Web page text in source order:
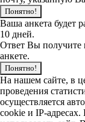
Понятно!
Ваша анкета будет
10 дней.
Ответ Вы получите
анкете.
Понятно!
На нашем сайте, в
проведения
осуществляется
cookie и IP-